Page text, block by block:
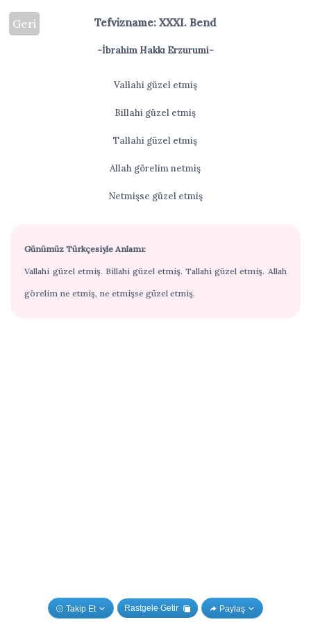
Geri Tefvizname: XXXI. Bend
-İbrahim Hakkı Erzurumi-
Vallahi güzel etmiş
Billahi güzel etmiş
Tallahi güzel etmiş
Allah görelim netmiş
Netmişse güzel etmiş
Günümüz Türkçesiyle Anlamı:
Vallahi güzel etmiş. Billahi güzel etmiş. Tallahi güzel etmiş. Allah
görelim ne etmiş, ne etmişse güzel etmiş.
Takip Et Rastgele Getir Paylaş